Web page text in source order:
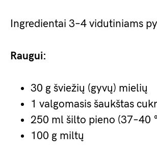
Ingredientai 3–4 vidutiniams
Raugui:
30 g šviežių (gyvų) mielių
1 valgomasis šaukštas
250 ml šilto pieno (37–40
100 g miltų